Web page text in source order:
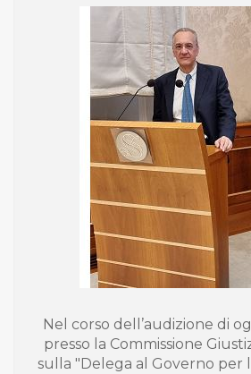
Nel corso dell’audizione di
presso la Commissione
sulla "Delega al Governo per